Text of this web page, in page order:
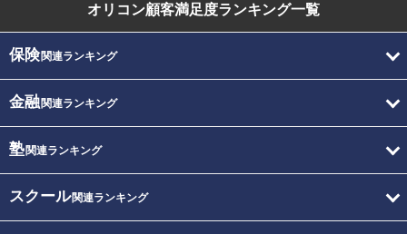
オリコン顧客満足度ランキング一覧
保険関連ランキング
金融関連ランキング
塾関連ランキング
スクール関連ランキング